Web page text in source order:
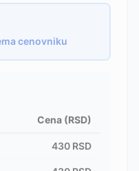
cenovniku
Cena (RSD)
430 RSD